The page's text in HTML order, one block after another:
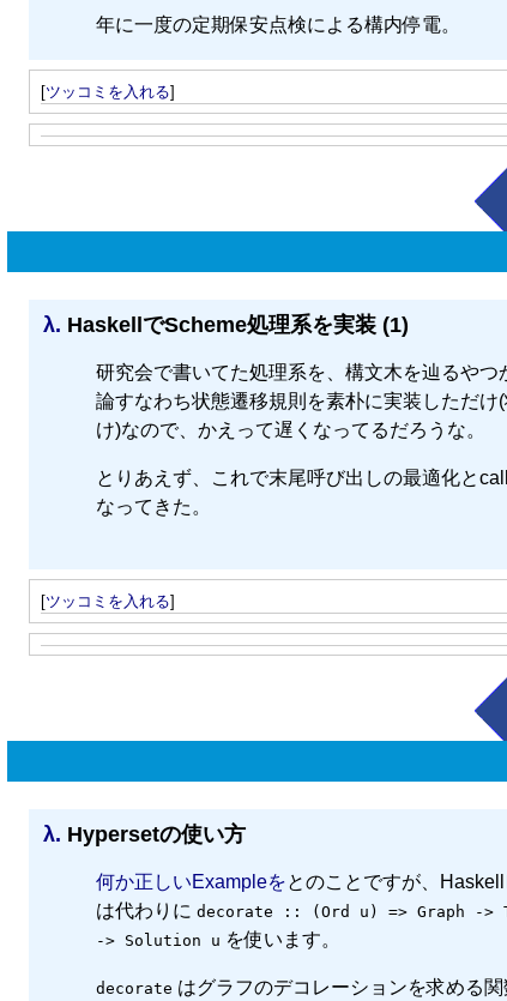
年に一度の定期保安点検による構内停電。
[ツッコミを入れる]
λ. HaskellでScheme処理系を実装 (1)
研究会で書いてた処理系を、構文木を辿るや
論すなわち状態遷移規則を素朴に実装しただけ
け)なので、かえって遅くなってるだろうな。
とりあえず、これで末尾呼び出しの最適化と
なってきた。
[ツッコミを入れる]
λ. Hypersetの使い方
何か正しいExampleをとのことですが、
は代わりに decorate :: (Ord u) => Graph ->
-> Solution u を使います。
decorate はグラフのデコレーションを求める